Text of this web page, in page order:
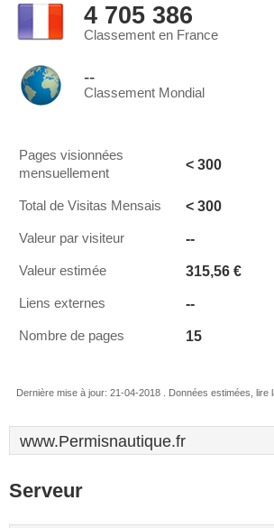
4 705 386
Classement en France
--
Classement Mondial
Pages visionnées
mensuellement
< 300
Total de Visitas Mensais < 300
Valeur par visiteur --
Valeur estimée 315,56 €
Liens externes --
Nombre de pages 15
Dernière mise à jour: 21-04-2018 . Données estimées, lire
www.Permisnautique.fr
Serveur